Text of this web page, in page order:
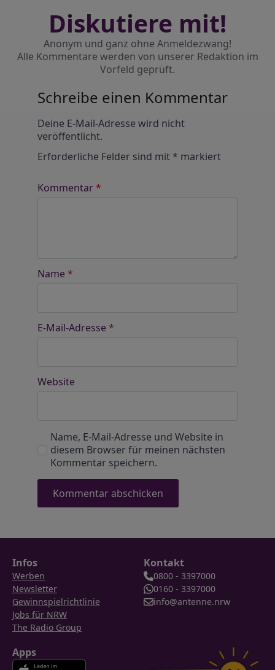
Diskutiere mit!
Anonym und ganz ohne Anmeldezwang!
Alle Kommentare werden von unserer Redaktion im
Vorfeld geprüft.
Schreibe einen Kommentar
Deine E-Mail-Adresse wird nicht
veröffentlicht.
Erforderliche Felder sind mit* markiert
Kommentar*
Name *
E-Mail-Adresse *
Website
Name, E-Mail-Adresse und Website in
diesem Browser für meinen nächsten
Kommentar speichern.
Infos
Werben
Newsletter
Gewinnspielrichtlinie
Jobs für NRW
The Radio Group
Kontakt
0800 - 3397000
0160 - 3397000
info@antenne.nrw
Apps